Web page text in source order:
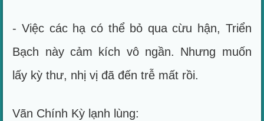
- Việc các hạ có thể bỏ qua cừu hận, Triển
Bạch này cảm kích vô ngần. Nhưng muốn
lấy kỳ thư, nhị vị đã đến trễ mất rồi.
Vãn Chính Kỳ lạnh lùng: